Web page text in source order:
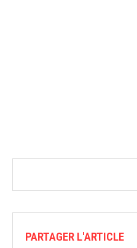
PARTAGER L'ARTICLE